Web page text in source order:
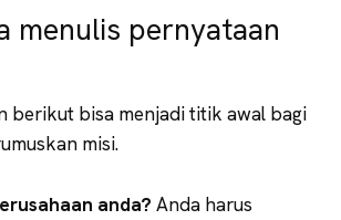
menulis pernyataan
berikut bisa menjadi titik awal bagi
misi.
anda? Anda harus